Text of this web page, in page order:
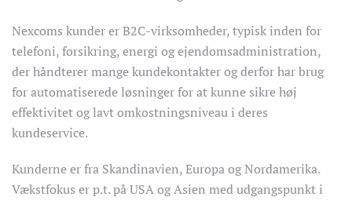
Nexcoms kunder er B2C-virksomheder, typisk inden for
telefoni, forsikring, energi og ejendomsadministration,
der håndterer mange kundekontakter og derfor har brug
for automatiserede løsninger for at kunne sikre høj
effektivitet og lavt omkostningsniveau i deres
kundeservice.
Kunderne er fra Skandinavien, Europa og Nordamerika.
Vækstfokus er p.t. på USA og Asien med udgangspunkt i